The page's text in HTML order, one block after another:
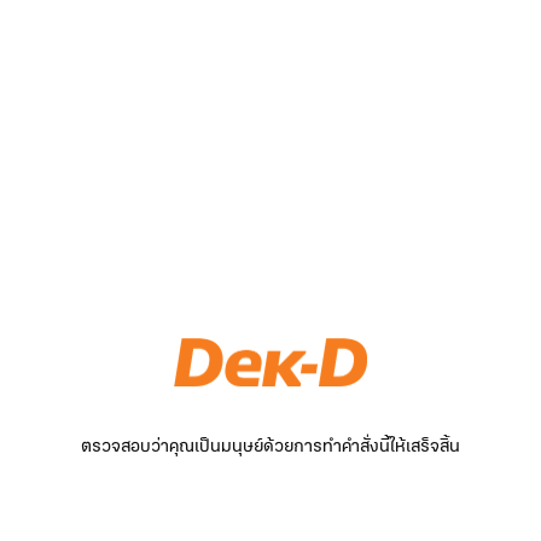
ตรวจสอบว่าคุณเป็นมนุษย์ด้วยการทำคำสั่งนี้ให้เสร็จสิ้น